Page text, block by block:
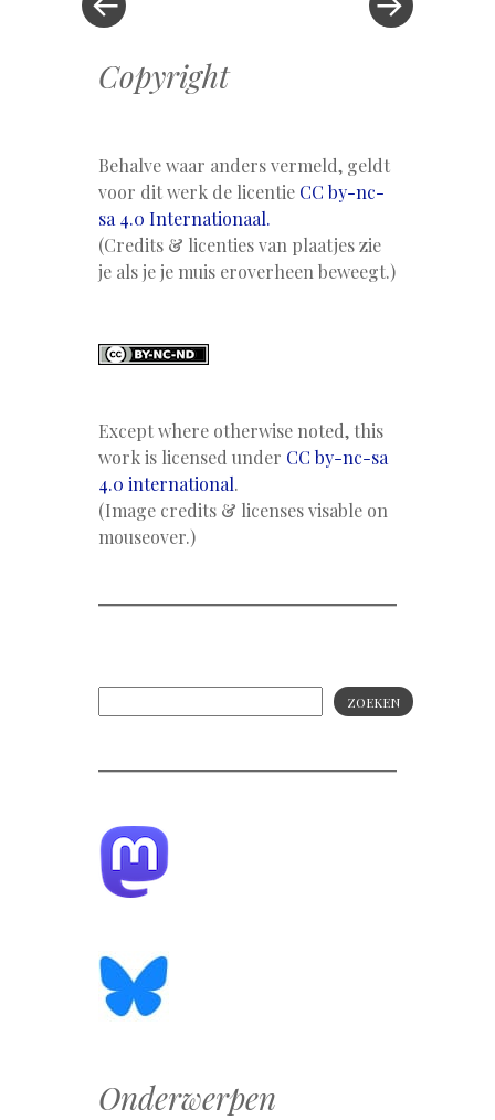
Copyright
Behalve waar anders vermeld, geldt
voor dit werk de licentie CC by-nc-
sa 4.0 Internationaal.
(Credits & licenties van plaatjes zie
je als je je muis eroverheen beweegt.)
Except where otherwise noted, this
work is licensed under CC by-nc-sa
4.0 international.
(Image credits & licenses visable on
mouseover.)
ZOEKEN
Onderwerpen